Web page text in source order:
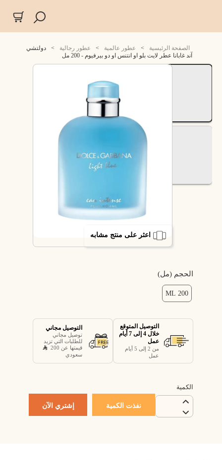
الصفحة الرئيسية > عطور عالمية > عطور رجالية >
دولتشي
آند غابانا عطر لايت بلو او انتنس او دو بيرفيوم - 200 مل
اعثر على منتج مشابه
الحجم (مل)
200 ML
التوصيل المتوقع
خلال 4 إلى 7 أيام
عمل
من 2 إلى 5 أيام
عمل
التوصيل مجاني
توصيل مجاني
للطلبات التي تزيد
قيمتها عن 200
سعودي
الكمية
نفذت الكمية إشتري الآن